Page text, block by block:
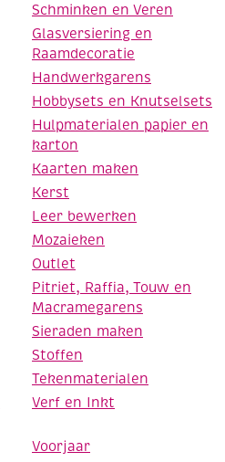
Schminken en Veren
Glasversiering en
Raamdecoratie
Handwerkgarens
Hobbysets en Knutselsets
Hulpmaterialen papier en
karton
Kaarten maken
Kerst
Leer bewerken
Mozaieken
Outlet
Pitriet, Raffia, Touw en
Macramegarens
Sieraden maken
Stoffen
Tekenmaterialen
Verf en Inkt
Voorjaar